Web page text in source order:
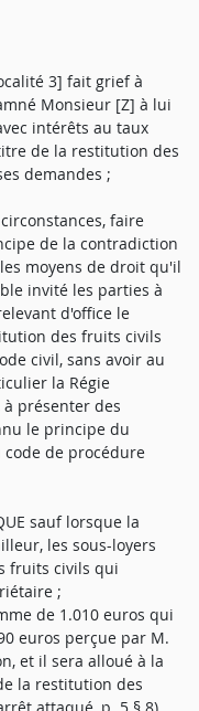
3] fait grief à
Monsieur [Z] à lui
intérêts au taux
de la restitution des
demandes ;
faire
de la contradiction
moyens de droit qu'il
invité les parties à
d'office le
des fruits civils
civil, sans avoir au
la Régie
présenter des
le principe du
de procédure
sauf lorsque la
les sous-loyers
fruits civils qui
;
de 1.010 euros qui
euros perçue par M.
et il sera alloué à la
la restitution des